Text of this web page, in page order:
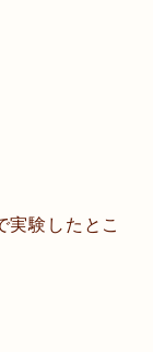
実験したとこ